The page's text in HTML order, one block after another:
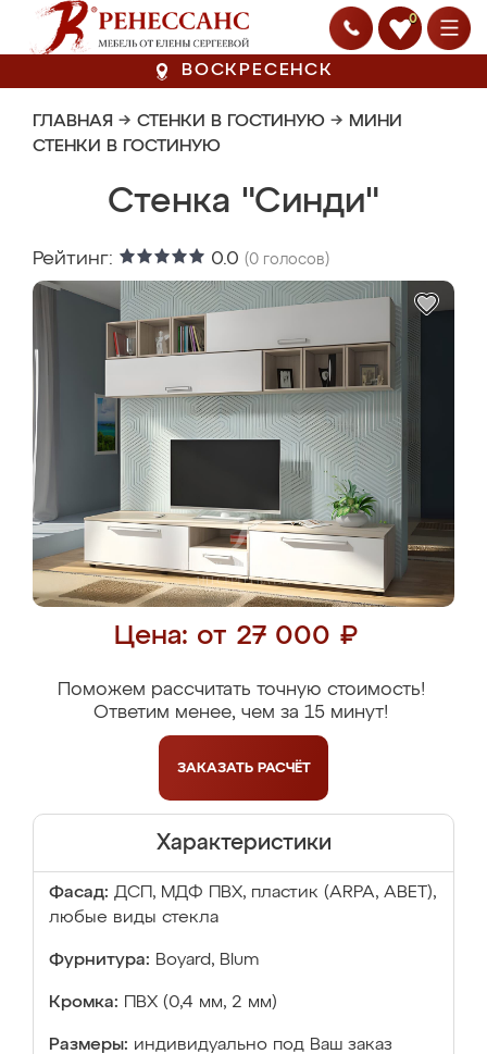
0
ВОСКРЕСЕНСК
ГЛАВНАЯ → СТЕНКИ В ГОСТИНУЮ → МИНИ
СТЕНКИ В ГОСТИНУЮ
Стенка "Синди"
Рейтинг: 0.0 (0 голосов)
Цена: от 27 000 ₽
Поможем рассчитать точную стоимость!
Ответим менее, чем за 15 минут!
ЗАКАЗАТЬ РАСЧЁТ
Характеристики
Фасад: ДСП, МДФ ПВХ, пластик (ARPA, ABET),
любые виды стекла
Фурнитура: Boyard, Blum
Кромка: ПВХ (0,4 мм, 2 мм)
Размеры: индивидуально под Ваш заказ